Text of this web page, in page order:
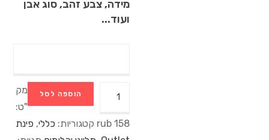
מידה, צבע זהב, סוג אבן
ועוד...
הוספה לסל
מק
"ט:
158 rub
קטגוריות: כללי, פינת